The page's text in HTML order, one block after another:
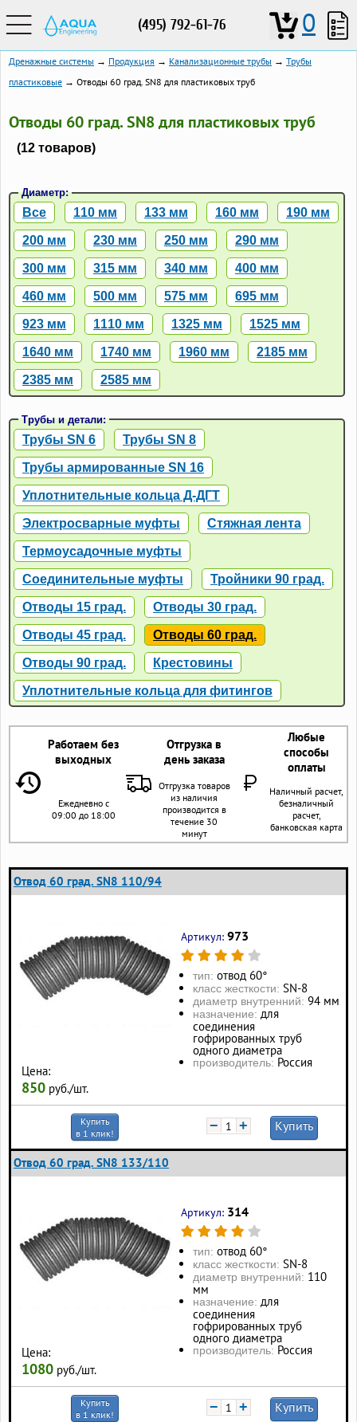
(495) 792-61-76 0
Дренажные системы → Продукция → Канализационные трубы → Трубы
пластиковые → Отводы 60 град. SN8 для пластиковых труб
Отводы 60 град. SN8 для пластиковых труб
(12 товаров)
Диаметр:
Все 110 мм 133 мм 160 мм 190 мм
200 мм 230 мм 250 мм 290 мм
300 мм 315 мм 340 мм 400 мм
460 мм 500 мм 575 мм 695 мм
923 мм 1110 мм 1325 мм 1525 мм
1640 мм 1740 мм 1960 мм 2185 мм
2385 мм 2585 мм
Трубы и детали:
Трубы SN 6 Трубы SN 8
Трубы армированные SN 16
Уплотнительные кольца Д-ДГТ
Электросварные муфты Стяжная лента
Термоусадочные муфты
Соединительные муфты Тройники 90 град.
Отводы 15 град. Отводы 30 град.
Отводы 45 град. Отводы 60 град.
Отводы 90 град. Крестовины
Уплотнительные кольца для фитингов
Работаем без
выходных
Отгрузка в
день заказа
Любые
способы
оплаты
Ежедневно с
09:00 до 18:00
Отгрузка товаров
из наличия
производится в
течение 30
минут
Наличный расчет,
безналичный
расчет,
банковская карта
Отвод 60 град. SN8 110/94
Цена:
850 руб./шт.
Артикул: 973
тип: отвод 60°
класс жесткости: SN-8
диаметр внутренний: 94 мм
назначение: для
соединения
гофрированных труб
одного диаметра
производитель: Россия
Купить
в 1 клик!
− + Купить
Отвод 60 град. SN8 133/110
Цена:
1080 руб./шт.
Артикул: 314
тип: отвод 60°
класс жесткости: SN-8
диаметр внутренний: 110
мм
назначение: для
соединения
гофрированных труб
одного диаметра
производитель: Россия
Купить
в 1 клик!
− + Купить